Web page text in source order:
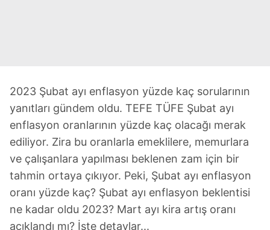
2023 Şubat ayı enflasyon yüzde kaç sorularının
yanıtları gündem oldu. TEFE TÜFE Şubat ayı
enflasyon oranlarının yüzde kaç olacağı merak
ediliyor. Zira bu oranlarla emeklilere, memurlara
ve çalışanlara yapılması beklenen zam için bir
tahmin ortaya çıkıyor. Peki, Şubat ayı enflasyon
oranı yüzde kaç? Şubat ayı enflasyon beklentisi
ne kadar oldu 2023? Mart ayı kira artış oranı
açıklandı mı? İşte detaylar...